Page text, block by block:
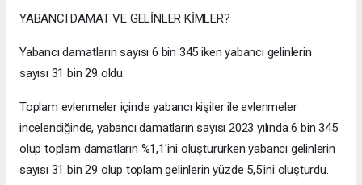
YABANCI DAMAT VE GELİNLER KİMLER?
Yabancı damatların sayısı 6 bin 345 iken yabancı gelinlerin
sayısı 31 bin 29 oldu.
Toplam evlenmeler içinde yabancı kişiler ile evlenmeler
incelendiğinde, yabancı damatların sayısı 2023 yılında 6 bin 345
olup toplam damatların %1,1'ini oluştururken yabancı gelinlerin
sayısı 31 bin 29 olup toplam gelinlerin yüzde 5,5'ini oluşturdu.